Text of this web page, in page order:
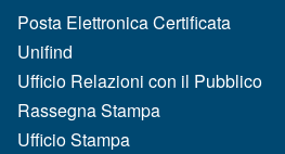
Posta Elettronica Certificata
Unifind
Ufficio Relazioni con il Pubblico
Rassegna Stampa
Ufficio Stampa